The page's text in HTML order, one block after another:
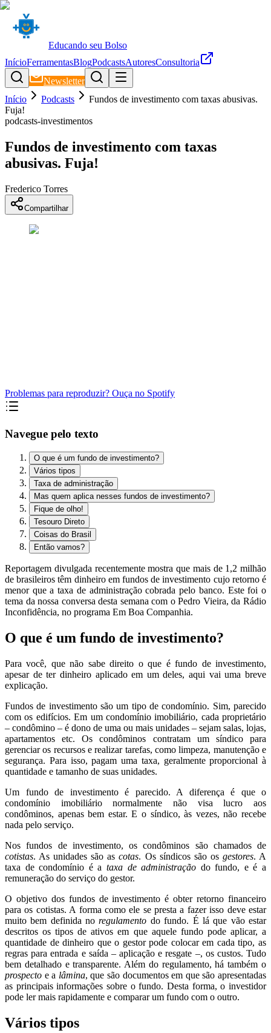
Educando seu Bolso
InícioFerramentasBlogPodcastsAutoresConsultoria
Newsletter
Início
Podcasts
Fundos de investimento com taxas abusivas.
Fuja!
podcasts-investimentos
Fundos de investimento com taxas
abusivas. Fuja!
Frederico Torres
Compartilhar
Problemas para reproduzir? Ouça no Spotify
Navegue pelo texto
O que é um fundo de investimento?
Vários tipos
Taxa de administração
Mas quem aplica nesses fundos de investimento?
Fique de olho!
Tesouro Direto
Coisas do Brasil
Então vamos?
Reportagem divulgada recentemente mostra que mais de 1,2 milhão
de brasileiros têm dinheiro em fundos de investimento cujo retorno é
menor que a taxa de administração cobrada pelo banco. Este foi o
tema da nossa conversa desta semana com o Pedro Vieira, da Rádio
Inconfidência, no programa Em Boa Companhia.
O que é um fundo de investimento?
Para você, que não sabe direito o que é fundo de investimento,
apesar de ter dinheiro aplicado em um deles, aqui vai uma breve
explicação.
Fundos de investimento são um tipo de condomínio. Sim, parecido
com os edifícios. Em um condomínio imobiliário, cada proprietário
– condômino – é dono de uma ou mais unidades – sejam salas, lojas,
apartamentos etc. Os condôminos contratam um síndico para
gerenciar os recursos e realizar tarefas, como limpeza, manutenção e
segurança. Para isso, pagam uma taxa, geralmente proporcional à
quantidade e tamanho de suas unidades.
Um fundo de investimento é parecido. A diferença é que o
condomínio imobiliário normalmente não visa lucro aos
condôminos, apenas bem estar. E o síndico, às vezes, não recebe
nada pelo serviço.
Nos fundos de investimento, os condôminos são chamados de
cotistas. As unidades são ascotas. Os síndicos são os gestores. A
taxa de condomínio é a taxa de administração do fundo, e é a
remuneração do serviço do gestor.
O objetivo dos fundos de investimento é obter retorno financeiro
para os cotistas. A forma como ele se presta a fazer isso deve estar
muito bem definida noregulamento do fundo. É lá que vão estar
descritos os tipos de ativos em que aquele fundo pode aplicar, a
quantidade de dinheiro que o gestor pode colocar em cada tipo, as
regras para entrada e saída – aplicação e resgate –, os custos. Tudo
bem detalhado e transparente. Além do regulamento, há também o
prospecto e a lâmina, que são documentos em que são apresentadas
as principais informações sobre o fundo. Desta forma, o investidor
pode ler mais rapidamente e comparar um fundo com o outro.
Vários tipos